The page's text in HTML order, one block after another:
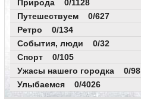
Природа 0/1128
Путешествуем 0/627
Ретро 0/134
События, люди 0/32
Спорт 0/105
Ужасы нашего городка 0/98
Улыбаемся 0/4026